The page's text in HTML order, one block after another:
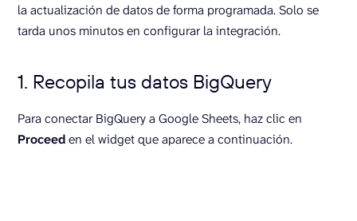
la actualización de datos de forma programada. Solo se
tarda unos minutos en configurar la integración.
1. Recopila tus datos BigQuery
Para conectar BigQuery a Google Sheets, haz clic en
Proceeden el widget que aparece a continuación.